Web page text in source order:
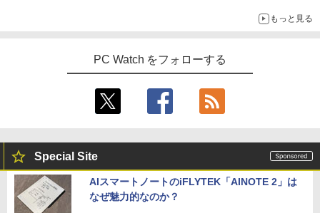
もっと見る
PC Watch をフォローする
Special Site
AIスマートノートのiFLYTEK「AINOTE 2」は
なぜ魅力的なのか？